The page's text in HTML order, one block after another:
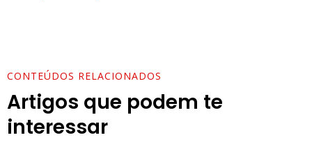
CONTEÚDOS RELACIONADOS
Artigos que podem te
interessar